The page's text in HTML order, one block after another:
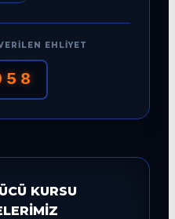
EHLIYET
KURSU